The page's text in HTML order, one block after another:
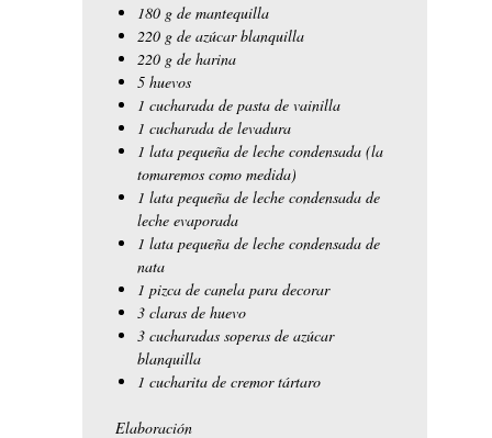
180 g de mantequilla
220 g de azúcar blanquilla
220 g de harina
5 huevos
1 cucharada de pasta de vainilla
1 cucharada de levadura
1 lata pequeña de leche condensada (la
tomaremos como medida)
1 lata pequeña de leche condensada de
leche evaporada
1 lata pequeña de leche condensada de
nata
1 pizca de canela para decorar
3 claras de huevo
3 cucharadas soperas de azúcar
blanquilla
1 cucharita de cremor tártaro
Elaboración